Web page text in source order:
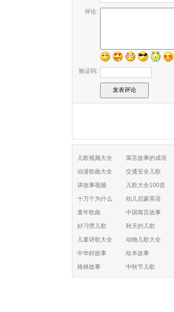
评论:
验证码:
儿歌视频大全 寓言故事的成语
动漫歌曲大全
交通安全儿歌
讲故事视频
儿歌大全100首
十万个为什么
幼儿启蒙英语
童年歌曲
中国寓言故事
好习惯儿歌
秋天的儿歌
儿童诗歌大全
动物儿歌大全
中华好故事
绘本故事
格林故事
中秋节儿歌